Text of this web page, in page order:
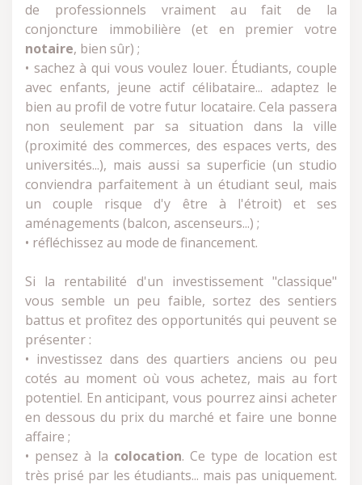
de professionnels vraiment au fait de la
conjoncture immobilière (et en premier votre
notaire, bien sûr) ;
• sachez à qui vous voulez louer. Étudiants, couple
avec enfants, jeune actif célibataire... adaptez le
bien au profil de votre futur locataire. Cela passera
non seulement par sa situation dans la ville
(proximité des commerces, des espaces verts, des
universités...), mais aussi sa superficie (un studio
conviendra parfaitement à un étudiant seul, mais
un couple risque d'y être à l'étroit) et ses
aménagements (balcon, ascenseurs...) ;
• réfléchissez au mode de financement.
Si la rentabilité d'un investissement "classique"
vous semble un peu faible, sortez des sentiers
battus et profitez des opportunités qui peuvent se
présenter :
• investissez dans des quartiers anciens ou peu
cotés au moment où vous achetez, mais au fort
potentiel. En anticipant, vous pourrez ainsi acheter
en dessous du prix du marché et faire une bonne
affaire ;
• pensez à la colocation. Ce type de location est
très prisé par les étudiants... mais pas uniquement.